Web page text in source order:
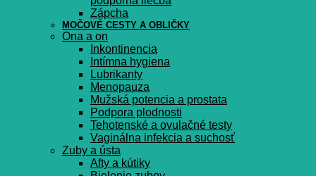
Zápcha
MOČOVÉ CESTY A OBLIČKY
Ona a on
Inkontinencia
Intímna hygiena
Lubrikanty
Menopauza
Mužská potencia a prostata
Podpora plodnosti
Tehotenské a ovulačné testy
Vaginálna infekcia a suchosť
Zuby a ústa
Afty a kútiky